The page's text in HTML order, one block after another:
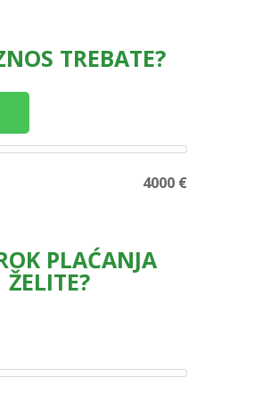
TREBATE?
4000 €
PLAĆANJA
ŽELITE?